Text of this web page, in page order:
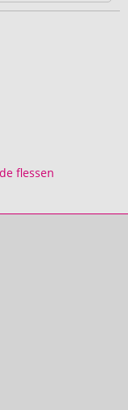
flessen